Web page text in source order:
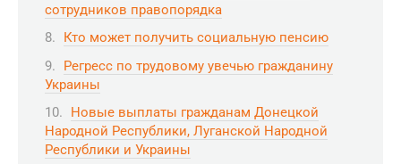
сотрудников правопорядка
Кто может получить социальную пенсию
Регресс по трудовому увечью гражданину
Украины
Новые выплаты гражданам Донецкой
Народной Республики, Луганской Народной
Республики и Украины